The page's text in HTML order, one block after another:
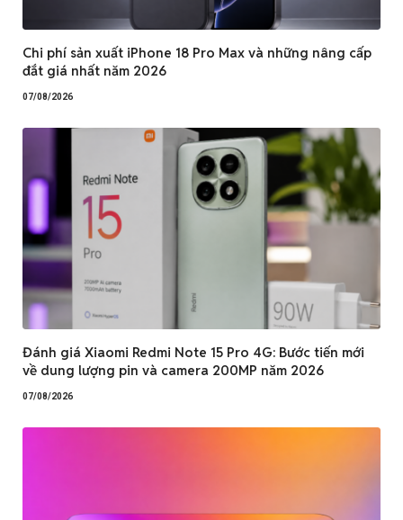
Chi phí sản xuất iPhone 18 Pro Max và những nâng cấp
đắt giá nhất năm 2026
07/08/2026
Đánh giá Xiaomi Redmi Note 15 Pro 4G: Bước tiến mới
về dung lượng pin và camera 200MP năm 2026
07/08/2026